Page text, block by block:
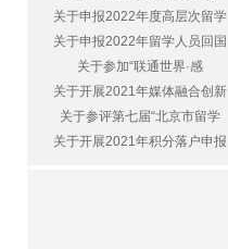
关于申报2022年度高层次留学
关于申报2022年留学人员回国
关于参加“联通世界·感
关于开展2021年媒体融合创新
关于参评第七届“北京市留学
关于开展2021年积分落户申报